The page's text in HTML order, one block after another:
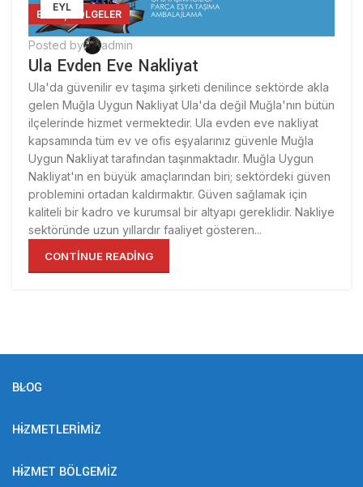
EYL
BLOG ,BÖLGELER
Posted by admin
Ula Evden Eve Nakliyat
Ula'da güvenilir ev taşıma şirketi denilince sektörde akla
gelen Muğla Uygun Nakliyat Ula'da değil Muğla'nın bütün
ilçelerinde hizmet vermektedir. Ula evden eve nakliyat
kapsamında tüm ev ve ofis eşyalarınız güvenle Muğla
Uygun Nakliyat tarafından taşınmaktadır. Muğla Uygun
Nakliyat'ın en büyük amaçlarından biri; sektördeki güven
problemini ortadan kaldırmaktır. Güven sağlamak için
kaliteli bir kadro ve kurumsal bir altyapı gereklidir. Nakliye
sektöründe uzun yıllardır faaliyet gösteren...
CONTINUE READING
BLOG
HIZMETLERIMIZ
HIZMET BÖLGEMIZ